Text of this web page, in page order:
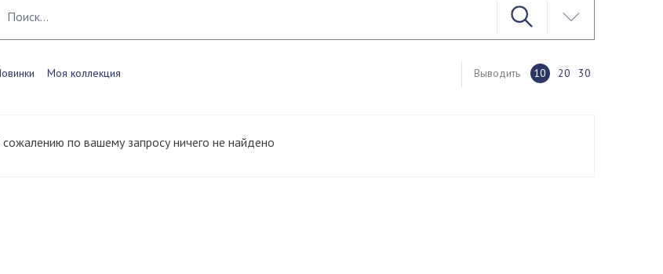
Моя коллекция Выводить 10 20 30
сожалению по вашему запросу ничего не найдено